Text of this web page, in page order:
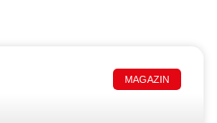
MAGAZIN